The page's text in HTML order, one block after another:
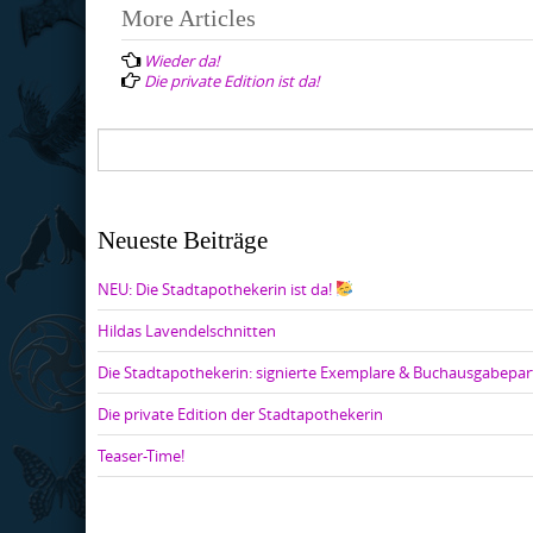
Post
navigation
More Articles
Wieder da!
Die private Edition ist da!
Neueste Beiträge
NEU: Die Stadtapothekerin ist da!
Hildas Lavendelschnitten
Die Stadtapothekerin: signierte Exemplare &
Die private Edition der Stadtapothekerin
Teaser-Time!